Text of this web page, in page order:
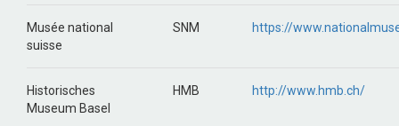
Musée national
suisse
SNM https://
Historisches
Museum Basel
HMB http://www.hmb.ch/